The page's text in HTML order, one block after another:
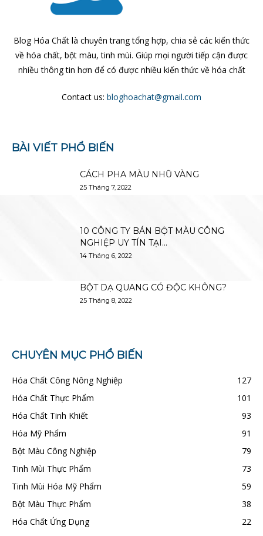
Blog Hóa Chất là chuyên trang tổng hợp, chia sẻ các kiến thức
về hóa chất, bột màu, tinh mùi. Giúp mọi người tiếp cận được
nhiều thông tin hơn để có được nhiều kiến thức về hóa chất
Contact us: bloghoachat@gmail.com
BÀI VIẾT PHỔ BIẾN
CÁCH PHA MÀU NHŨ VÀNG
25 Tháng 7, 2022
10 CÔNG TY BÁN BỘT MÀU CÔNG
NGHIỆP UY TÍN TẠI...
14 Tháng 6, 2022
BỘT DẠ QUANG CÓ ĐỘC KHÔNG?
25 Tháng 8, 2022
CHUYÊN MỤC PHỔ BIẾN
Hóa Chất Công Nông Nghiệp
127
Hóa Chất Thực Phẩm
101
Hóa Chất Tinh Khiết
93
Hóa Mỹ Phẩm
91
Bột Màu Công Nghiệp
79
Tinh Mùi Thực Phẩm
73
Tinh Mùi Hóa Mỹ Phẩm
59
Bột Màu Thực Phẩm
38
Hóa Chất Ứng Dụng
22